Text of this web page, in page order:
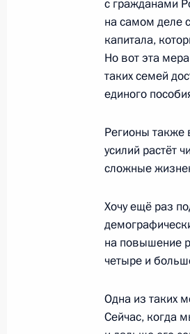
3 октября 2017
Встреча с
Васильевым
15 августа 2017
20 апреля 2017
14 июля 2016
с гражданами
на самом деле
капитала,
Но вот эта
таких семей
единого
Регионы также
усилий растёт
сложные
Хочу ещё раз
на повышение
четыре и
Одна из таких
Сейчас, когда